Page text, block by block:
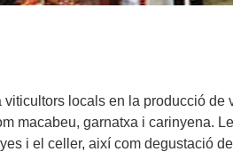
locals en la producció de
macabeu, garnatxa i carinyena.
i el celler, així com degustació